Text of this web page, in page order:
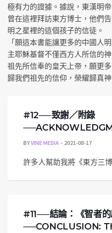
極有力的證據。據說，東漢明
曾在這裡拜訪東方博士，他們
明之星裡的這個孩子的信徒。
「願這本書能讓更多的中國人
主耶穌基督不僅西方人所信的
祖先所信奉的皇天上帝，願更
歸我們祖先的信仰，榮耀歸真神
#12──致謝／附錄
BYVINE MEDIA 2021-08-17
許多人幫助我將《東方三
#11──結論：《智者
──CONCLUSION: